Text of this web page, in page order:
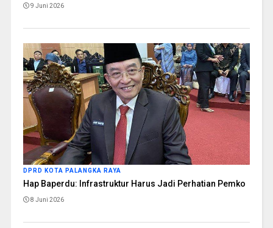
9 Juni 2026
DPRD KOTA PALANGKA RAYA
Hap Baperdu: Infrastruktur Harus Jadi Perhatian Pemko
8 Juni 2026